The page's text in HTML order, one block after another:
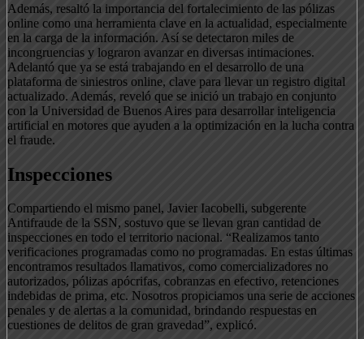
Además, resaltó la importancia del fortalecimiento de las pólizas
online como una herramienta clave en la actualidad, especialmente
en la carga de la información. Así se detectaron miles de
incongruencias y lograron avanzar en diversas intimaciones.
Adelantó que ya se está trabajando en el desarrollo de una
plataforma de siniestros online, clave para llevar un registro digital
actualizado. Además, reveló que se inició un trabajo en conjunto
con la Universidad de Buenos Aires para desarrollar inteligencia
artificial en motores que ayuden a la optimización en la lucha contra
el fraude.
Inspecciones
Compartiendo el mismo panel, Javier Iacobelli, subgerente
Antifraude de la SSN, sostuvo que se llevan gran cantidad de
inspecciones en todo el territorio nacional. “Realizamos tanto
verificaciones programadas como no programadas. En estas últimas
encontramos resultados llamativos, como comercializadores no
autorizados, pólizas apócrifas, cobranzas en efectivo, retenciones
indebidas de prima, etc. Nosotros propiciamos una serie de acciones
penales y de alertas a la comunidad, brindando respuestas en
cuestiones de delitos de gran gravedad”, explicó.